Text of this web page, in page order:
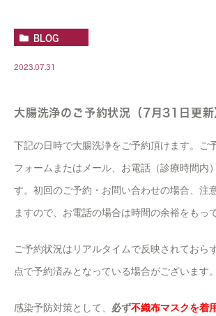
BLOG
2023.07.31
大腸洗浄のご予約状況（7月31日更新
下記の日時で大腸洗浄をご予約頂けます。ご
フォームまたはメール、お電話（診療時間内
す。初回のご予約・お問い合わせの場合、注
ますので、お電話の場合は時間の余裕をもっ
ご予約状況はリアルタイムで反映されておら
点で予約済みとなっている場合がございます。
感染予防対策として、 必ず不織布マスクを着